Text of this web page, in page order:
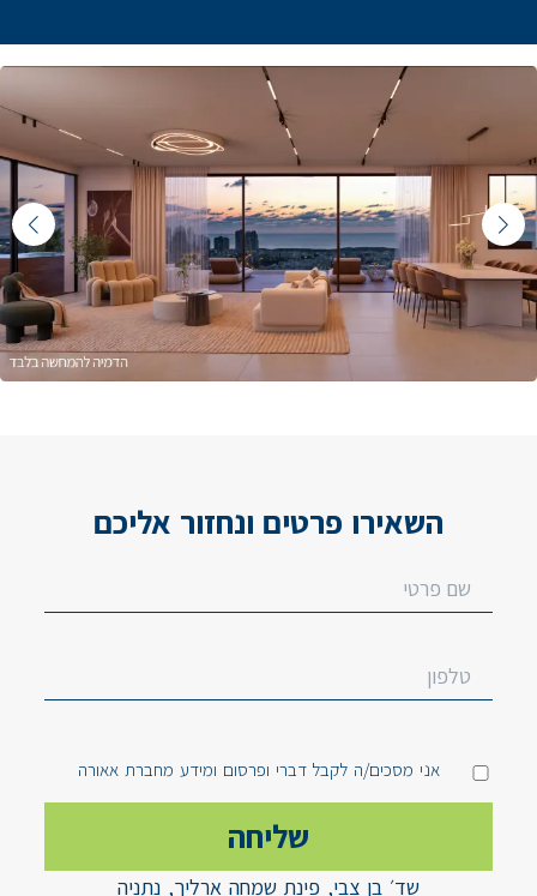
Featured Content Slider
השאירו פרטים ונחזור אליכם
אני מסכים/ה לקבל דברי ופרסום ומידע מחברת אאורה
שד׳ בן צבי, פינת שמחה ארליך, נתניה